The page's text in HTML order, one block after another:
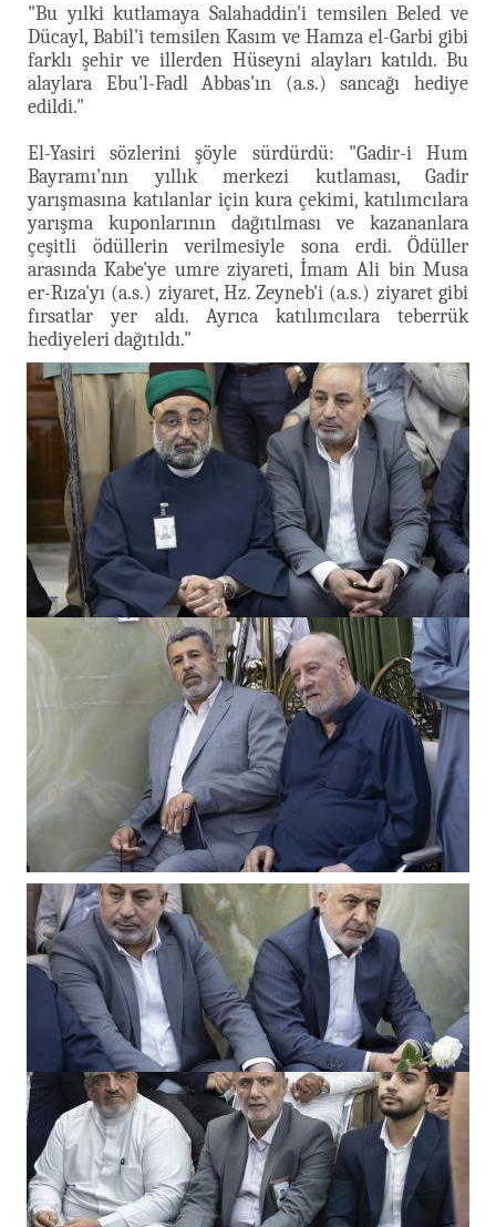
"Bu yılki kutlamaya Salahaddin'i temsilen Beled ve
Dücayl, Babil'i temsilen Kasım ve Hamza el-Garbi gibi
farklı şehir ve illerden Hüseyni alayları katıldı. Bu
alaylara Ebu'l-Fadl Abbas'ın (a.s.) sancağı hediye
edildi."
El-Yasiri sözlerini şöyle sürdürdü: "Gadir-i Hum
Bayramı'nın yıllık merkezi kutlaması, Gadir
yarışmasına katılanlar için kura çekimi, katılımcılara
yarışma kuponlarının dağıtılması ve kazananlara
çeşitli ödüllerin verilmesiyle sona erdi. Ödüller
arasında Kabe'ye umre ziyareti, İmam Ali bin Musa
er-Rıza'yı (a.s.) ziyaret, Hz. Zeyneb'i (a.s.) ziyaret gibi
fırsatlar yer aldı. Ayrıca katılımcılara teberrük
hediyeleri dağıtıldı."